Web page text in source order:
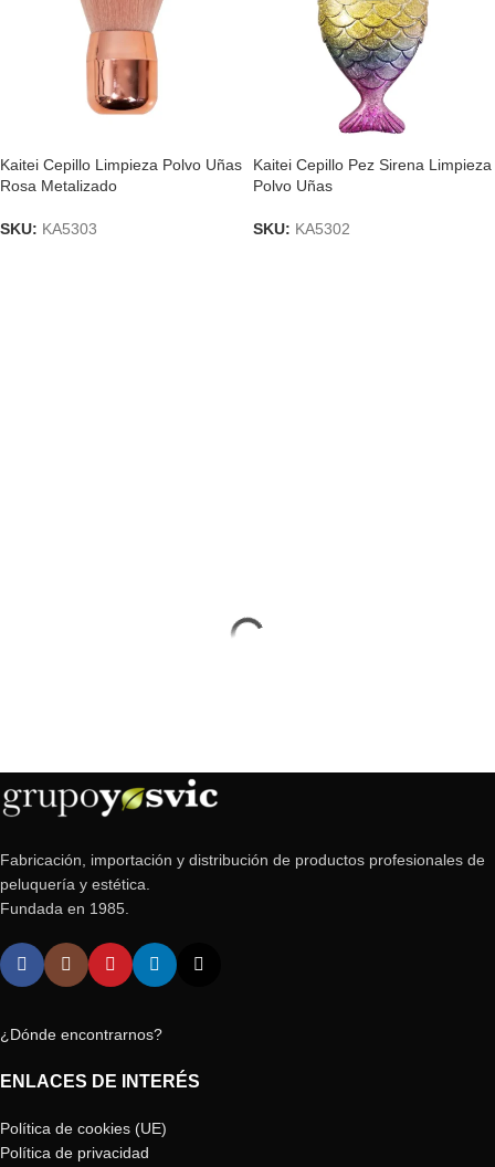
Kaitei Cepillo Limpieza Polvo Uñas
Rosa Metalizado
SKU: KA5303
Kaitei Cepillo Pez Sirena Limpieza
Polvo Uñas
SKU: KA5302
Fabricación, importación y distribución de productos profesionales de
peluquería y estética.
Fundada en 1985.
¿Dónde encontrarnos?
ENLACES DE INTERÉS
Política de cookies (UE)
Política de privacidad